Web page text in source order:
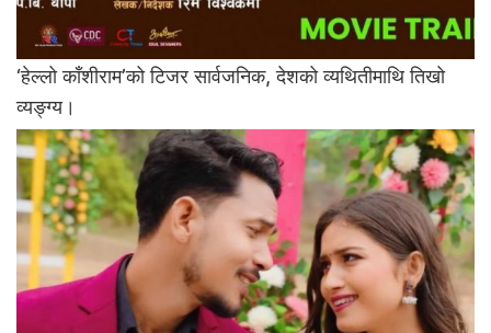
‘हेल्लो काँशीराम’को टिजर सार्वजनिक, देशको व्यथितीमाथि तिखो
व्यङ्ग्य।